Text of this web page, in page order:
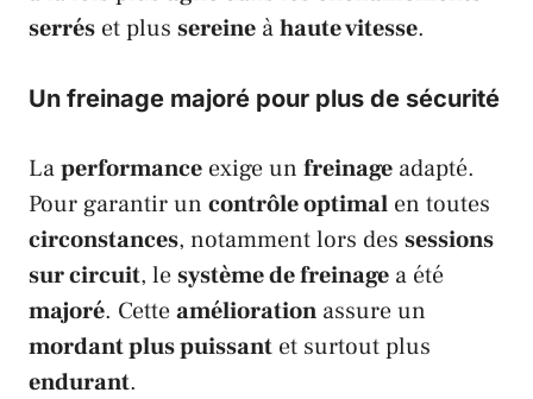
serrés et plus sereine àhaute vitesse.
Un freinage majoré pour plus de sécurité
Laperformance exige un freinage adapté.
Pour garantir un contrôle optimal en toutes
circonstances, notamment lors des sessions
sur circuit, lesystème de freinage a été
majoré. Cetteamélioration assure un
mordant plus puissant et surtout plus
endurant.